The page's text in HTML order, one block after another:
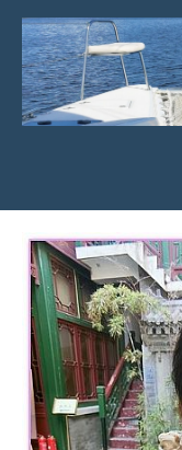
Skip
content
菲
亞
娃
JEFFIA
FANG
亞
娃
粉
絲
團、
主
題
旅